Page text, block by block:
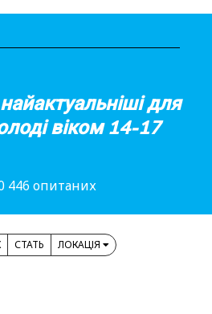
для
віком 14-17
446 опитаних
СТАТЬ ЛОКАЦІЯ